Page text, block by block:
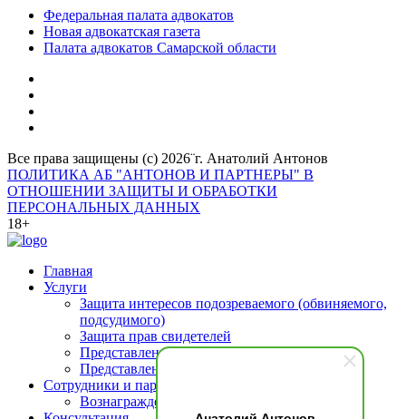
Федеральная палата адвокатов
Новая адвокатская газета
Палата адвокатов Самарской области
Все права защищены (с) 2026¨г. Анатолий Антонов
ПОЛИТИКА АБ "АНТОНОВ И ПАРТНЕРЫ" В
ОТНОШЕНИИ ЗАЩИТЫ И ОБРАБОТКИ
ПЕРСОНАЛЬНЫХ ДАННЫХ
18+
Главная
Услуги
Защита интересов подозреваемого (обвиняемого,
подсудимого)
Защита прав свидетелей
Представление интересов потерпевшего
Представление интересов осужденных
Сотрудники и партнеры
Вознаграждение адвоката